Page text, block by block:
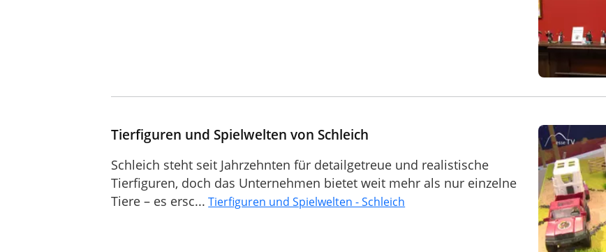
Tierfiguren und Spielwelten von Schleich
Schleich steht seit Jahrzehnten für detailgetreue und realistische
Tierfiguren, doch das Unternehmen bietet weit mehr als nur einzelne
Tiere – es ersc... Tierfiguren und Spielwelten - Schleich